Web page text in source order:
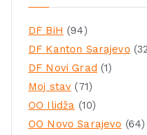
DF BiH (94)
DF Kanton Sarajevo
DF Novi Grad (1)
Moj stav (71)
OO Ilidža (10)
OO Novo Sarajevo (64)